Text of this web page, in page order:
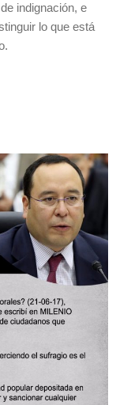
indignación, e
lo que está